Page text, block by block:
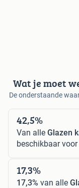
Wat je moet
De onderstaande
42,5%
Van alle Glazen
beschikbaar
17,3%
17,3% van alle